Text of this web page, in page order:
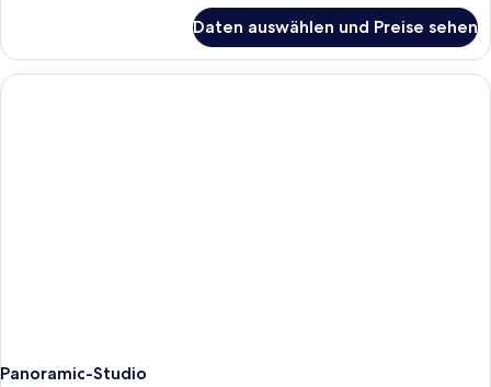
Studio
Daten auswählen und Preise sehen
Panoramic-Studio